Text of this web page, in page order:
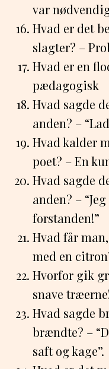
var
Hvad er det
slagter? –
Hvad er en
pædagogisk
Hvad sagde
anden? –
Hvad kalder
poet? – En
Hvad sagde
anden? –
forstanden!”
Hvad får
med en
Hvorfor gik
snave
Hvad sagde
brændte? –
saft og kage”.